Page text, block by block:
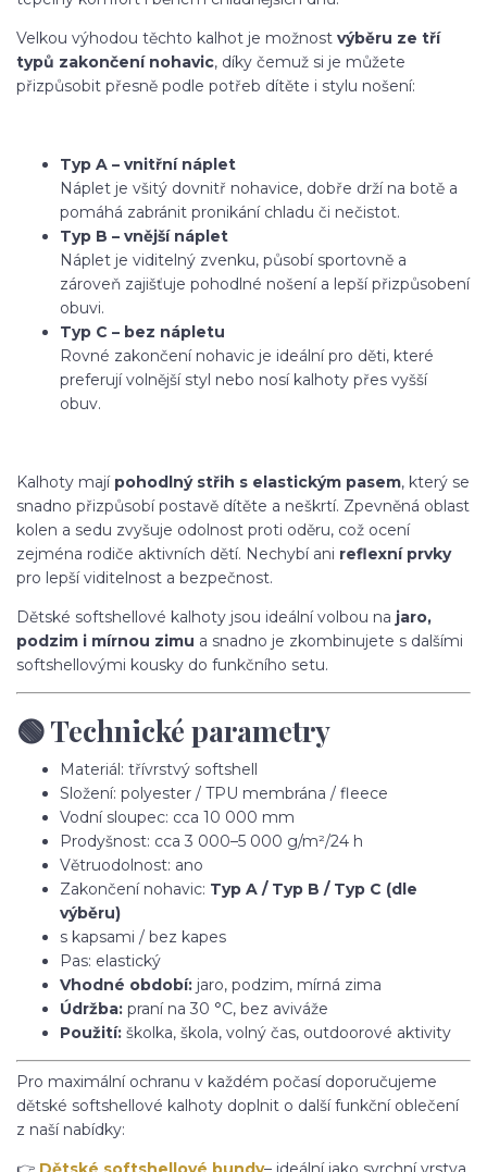
Velkou výhodou těchto kalhot je možnost výběru ze tří
typů zakončení nohavic, díky čemuž si je můžete
přizpůsobit přesně podle potřeb dítěte i stylu nošení:
Typ A – vnitřní náplet
Náplet je všitý dovnitř nohavice, dobře drží na botě a
pomáhá zabránit pronikání chladu či nečistot.
Typ B – vnější náplet
Náplet je viditelný zvenku, působí sportovně a
zároveň zajišťuje pohodlné nošení a lepší přizpůsobení
obuvi.
Typ C – bez nápletu
Rovné zakončení nohavic je ideální pro děti, které
preferují volnější styl nebo nosí kalhoty přes vyšší
obuv.
Kalhoty mají pohodlný střih s elastickým pasem, který se
snadno přizpůsobí postavě dítěte a neškrtí. Zpevněná oblast
kolen a sedu zvyšuje odolnost proti oděru, což ocení
zejména rodiče aktivních dětí. Nechybí ani reflexní prvky
pro lepší viditelnost a bezpečnost.
Dětské softshellové kalhoty jsou ideální volbou na jaro,
podzim i mírnou zimu a snadno je zkombinujete s dalšími
softshellovými kousky do funkčního setu.
🟢 Technické parametry
Materiál: třívrstvý softshell
Složení: polyester / TPU membrána / fleece
Vodní sloupec: cca 10 000 mm
Prodyšnost: cca 3 000–5 000 g/m²/24 h
Větruodolnost: ano
Zakončení nohavic: Typ A / Typ B / Typ C (dle
výběru)
s kapsami / bez kapes
Pas: elastický
Vhodné období: jaro, podzim, mírná zima
Údržba: praní na 30 °C, bez aviváže
Použití: školka, škola, volný čas, outdoorové aktivity
Pro maximální ochranu v každém počasí doporučujeme
dětské softshellové kalhoty doplnit o další funkční oblečení
z naší nabídky: